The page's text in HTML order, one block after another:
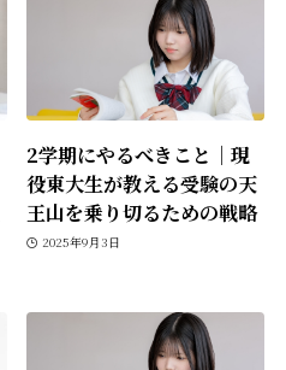
2学期にやるべきこと｜現
役東大生が教える受験の天
王山を乗り切るための戦略
2025年9月3日